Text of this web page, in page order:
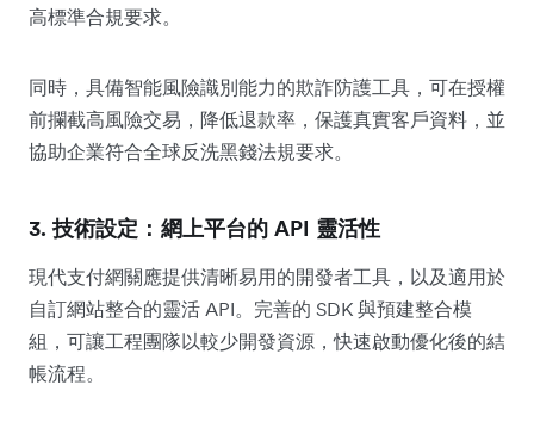
高標準合規要求。
同時，具備智能風險識別能力的欺詐防護工具，可在授權
前攔截高風險交易，降低退款率，保護真實客戶資料，並
協助企業符合全球反洗黑錢法規要求。
3. 技術設定：網上平台的 API 靈活性
現代支付網關應提供清晰易用的開發者工具，以及適用於
自訂網站整合的靈活 API。完善的 SDK 與預建整合模
組，可讓工程團隊以較少開發資源，快速啟動優化後的結
帳流程。